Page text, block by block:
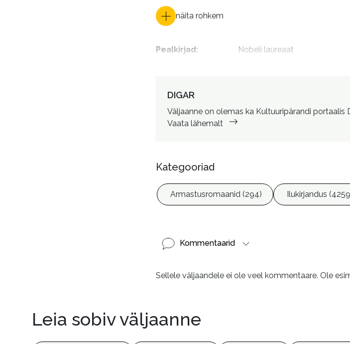
näita rohkem
Pealkirjad:
Nobeli laureaat
Autorid:
Kersna, Heino, 1922-2007,
DIGAR
Väljaanne on olemas ka Kultuuripärandi portaalis
Vaata lähemalt
Kategooriad
Armastusromaanid (294) Ilukirjandus
Kommentaarid
Sellele väljaandele ei ole veel kommentaare. Ole
Leia sobiv väljaanne